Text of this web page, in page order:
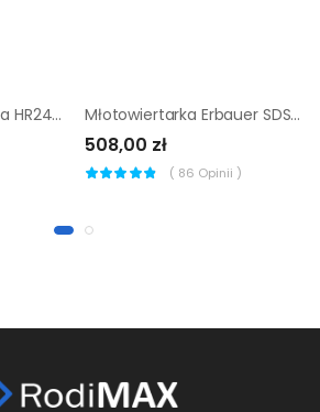
Młotowiertarka Makita HR2470T 780 W Młotowiertarka Erbauer SDS 1500 W 6 kg
508,00 zł
( 86 Opinii )